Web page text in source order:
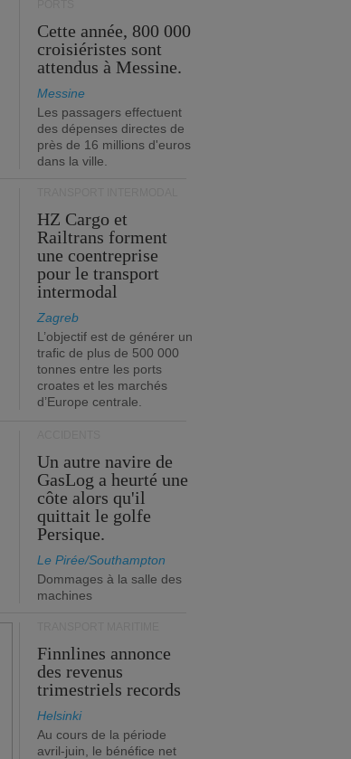
Cette année, 800 000
croisiéristes sont
attendus à Messine.
Messine
Les passagers effectuent
des dépenses directes de
près de 16 millions d'euros
dans la ville.
HZ Cargo et
Railtrans forment
une coentreprise
pour le transport
intermodal
Zagreb
L’objectif est de générer un
trafic de plus de 500 000
tonnes entre les ports
croates et les marchés
d’Europe centrale.
Un autre navire de
GasLog a heurté une
côte alors qu'il
quittait le golfe
Persique.
Le Pirée/Southampton
Dommages à la salle des
machines
Finnlines annonce
des revenus
trimestriels records
Helsinki
Au cours de la période
avril-juin, le bénéfice net